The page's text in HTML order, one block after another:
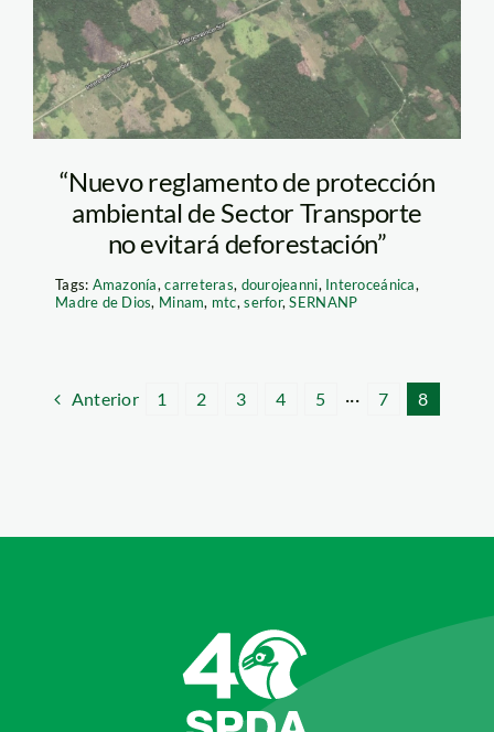
“Nuevo reglamento de protección
ambiental de Sector Transporte
no evitará deforestación”
Tags: Amazonía,carreteras, dourojeanni, Interoceánica,
Madre de Dios, Minam, mtc,serfor,SERNANP
Anterior 1 2 3 4 5 ··· 7 8